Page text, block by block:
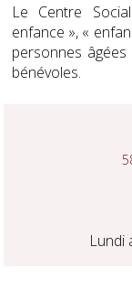
Le Centre
enfance », «
personnes
bénévoles.
Lundi